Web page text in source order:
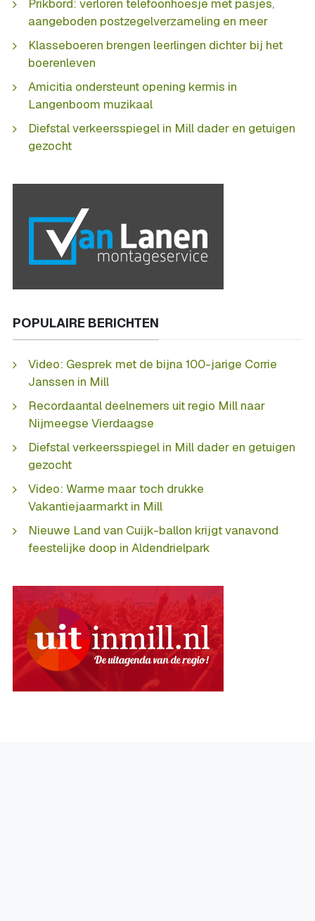
Prikbord: verloren telefoonhoesje met pasjes,
aangeboden postzegelverzameling en meer
Klasseboeren brengen leerlingen dichter bij het
boerenleven
Amicitia ondersteunt opening kermis in
Langenboom muzikaal
Diefstal verkeersspiegel in Mill dader en getuigen
gezocht
POPULAIRE BERICHTEN
Video: Gesprek met de bijna 100-jarige Corrie
Janssen in Mill
Recordaantal deelnemers uit regio Mill naar
Nijmeegse Vierdaagse
Diefstal verkeersspiegel in Mill dader en getuigen
gezocht
Video: Warme maar toch drukke
Vakantiejaarmarkt in Mill
Nieuwe Land van Cuijk-ballon krijgt vanavond
feestelijke doop in Aldendrielpark